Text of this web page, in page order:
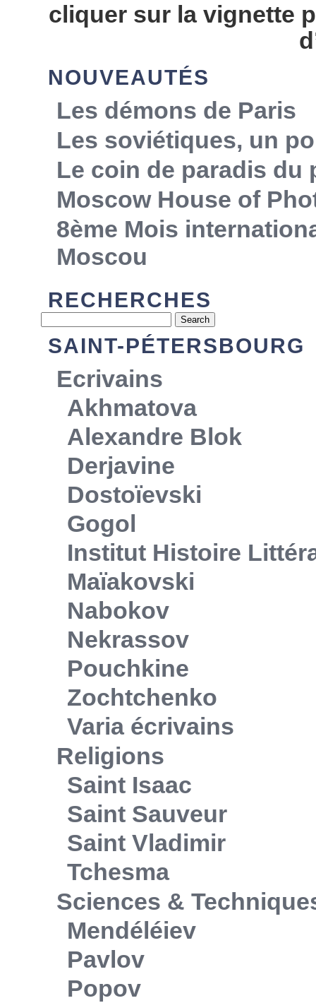
cliquer sur la vignette
NOUVEAUTÉS
Les démons de Paris
Les soviétiques, un
Le coin de paradis du
Moscow House of
8ème Mois
Moscou
RECHERCHES
SAINT-PÉTERSBOURG
Ecrivains
Akhmatova
Alexandre Blok
Derjavine
Dostoïevski
Gogol
Institut Histoire
Maïakovski
Nabokov
Nekrassov
Pouchkine
Zochtchenko
Varia écrivains
Religions
Saint Isaac
Saint Sauveur
Saint Vladimir
Tchesma
Sciences &
Mendéléiev
Pavlov
Popov